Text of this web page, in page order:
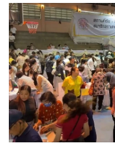
• Cyber BIZ
• ผู้จัดกวน
•
Good health & Well-
• Green Innovation & SD
• Management & HR
• MGR Live
• Infographic
• การเมือง